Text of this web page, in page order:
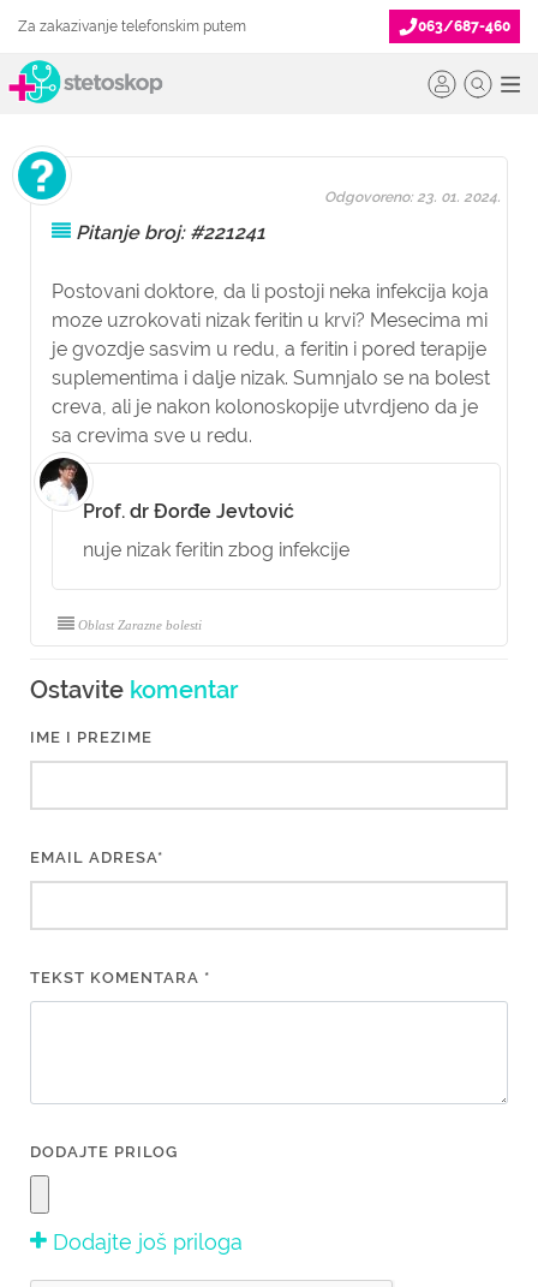
Za zakazivanje telefonskim putem 063/687-460
Pitanje broj: #221241
Postovani doktore, da li postoji neka infekcija koja
moze uzrokovati nizak feritin u krvi? Mesecima mi
je gvozdje sasvim u redu, a feritin i pored terapije
suplementima i dalje nizak. Sumnjalo se na bolest
creva, ali je nakon kolonoskopije utvrdjeno da je
sa crevima sve u redu.
Odgovoreno: 23. 01. 2024.
Prof. dr Đorđe Jevtović
nuje nizak feritin zbog infekcije
Oblast Zarazne bolesti
Ostavite komentar
IME I PREZIME
EMAIL ADRESA*
TEKST KOMENTARA *
DODAJTE PRILOG
Dodajte još priloga